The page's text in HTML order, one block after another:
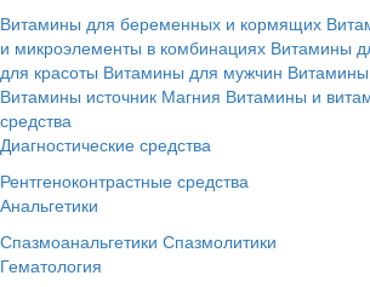
Витамины для беременных и кормящих
и микроэлементы в комбинациях Витамины
для красоты Витамины для мужчин
Витамины источник Магния Витамины и
средства
Диагностические средства
Рентгеноконтрастные средства
Анальгетики
Спазмоанальгетики Спазмолитики
Гематология